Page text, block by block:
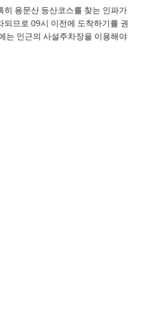
히 용문산 등산코스를 찾는 인파가
되므로 09시 이전에 도착하기를 권
는 인근의 사설주차장을 이용해야